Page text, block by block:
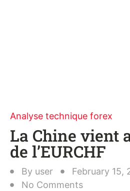
Analyse technique forex
La Chine vient
de l’EURCHF
By user
February 15,
No Comments